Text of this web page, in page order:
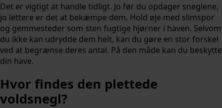
Det er vigtigt at handle tidligt. Jo før du opdager sneglene,
jo lettere er det at bekæmpe dem. Hold øje med slimspor
og gemmesteder som sten fugtige hjørner i haven. Selvom
du ikke kan udrydde dem helt, kan du gøre en stor forskel
ved at begrænse deres antal. På den måde kan du beskytte
din have.
Hvor findes den plettede
voldsnegl?